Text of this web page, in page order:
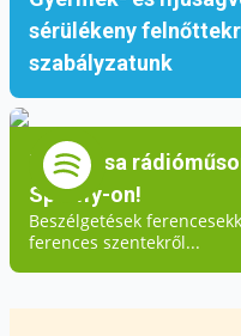
sérülékeny
szabályzatunk
Hallgassa
Spotify-on!
Beszélgetések
ferences szentekről...